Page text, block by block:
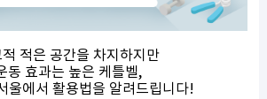
적 적은 공간을 차지하지만
동 효과는 높은 케틀벨,
울에서 활용법을 알려드립니다!